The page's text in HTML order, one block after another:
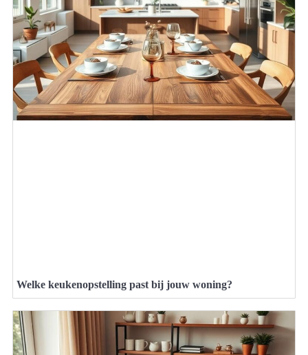
Welke keukenopstelling past bij jouw woning?